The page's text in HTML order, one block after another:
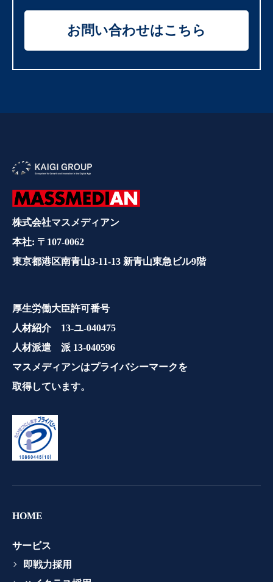
お問い合わせはこちら
株式会社マスメディアン
本社: 〒107-0062
東京都港区南青山3-11-13 新青山東急ビル9階
厚生労働大臣許可番号
人材紹介 13-ユ-040475
人材派遣 派 13-040596
マスメディアンはプライバシーマークを
取得しています。
HOME
サービス
即戦力採用